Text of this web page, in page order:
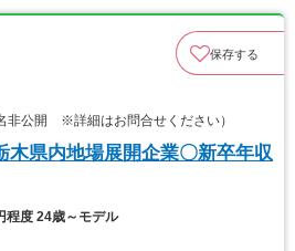
保存する
非公開 ※詳細はお問合せください）
木県内地場展開企業〇新卒年収
程度 24歳～モデル